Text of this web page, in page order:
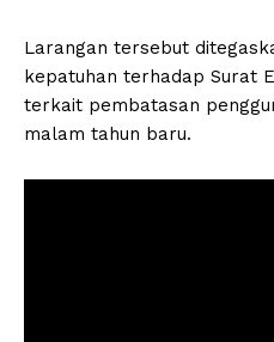
Larangan tersebut
kepatuhan terhadap Surat
terkait pembatasan
malam tahun baru.